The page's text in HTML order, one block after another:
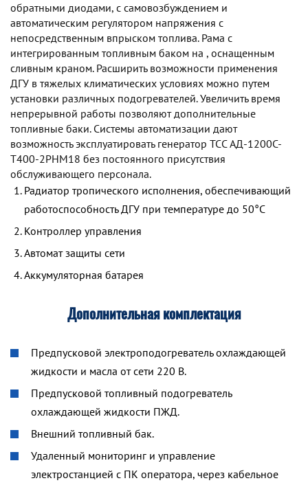
обратными диодами, с самовозбуждением и
автоматическим регулятором напряжения с
непосредственным впрыском топлива. Рама с
интегрированным топливным баком на , оснащенным
сливным краном. Расширить возможности применения
ДГУ в тяжелых климатических условиях можно путем
установки различных подогревателей. Увеличить время
непрерывной работы позволяют дополнительные
топливные баки. Системы автоматизации дают
возможность эксплуатировать генератор TCC АД-1200С-
Т400-2РНМ18 без постоянного присутствия
обслуживающего персонала.
Радиатор тропического исполнения, обеспечивающий
работоспособность ДГУ при температуре до 50°С
Контроллер управления
Автомат защиты сети
Аккумуляторная батарея
Дополнительная комплектация
Предпусковой электроподогреватель охлаждающей
жидкости и масла от сети 220 В.
Предпусковой топливный подогреватель
охлаждающей жидкости ПЖД.
Внешний топливный бак.
Удаленный мониторинг и управление
электростанцией с ПК оператора, через кабельное